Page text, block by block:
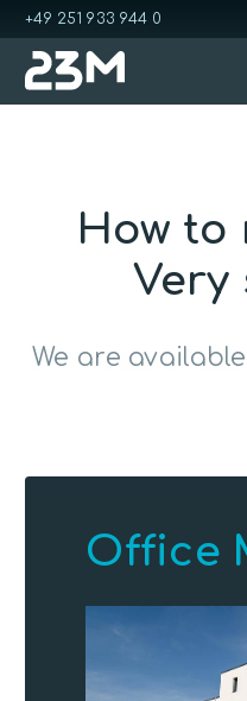
+49 251 933 944 0
How to
Very
We are
Office